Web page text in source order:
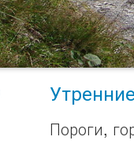
Пороги,